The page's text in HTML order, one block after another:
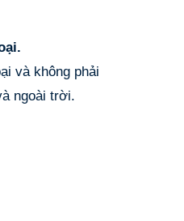
và không phải
ngoài trời.